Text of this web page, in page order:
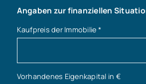
Angaben zur finanziellen
Kaufpreis der Immobilie *
Vorhandenes Eigenkapital in €